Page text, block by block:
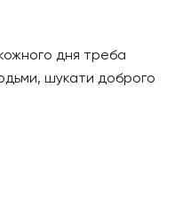
дня треба
шукати доброго